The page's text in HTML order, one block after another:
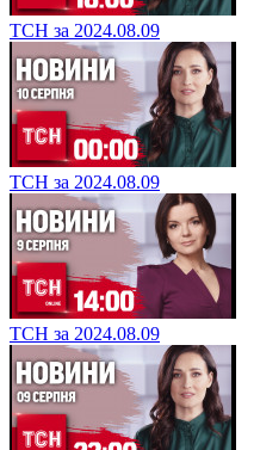
ТСН за 2024.08.09
ТСН за 2024.08.09
ТСН за 2024.08.09